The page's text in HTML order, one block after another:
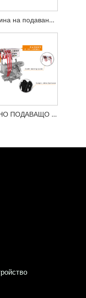
Ширина на подаване на страничен лентоподавач 150 mm
ГОРНО ПОДАВАЩО ЛЕНТО